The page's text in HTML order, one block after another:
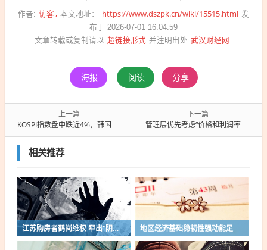
作者: 访客 本文地址： https://www.dszpk.cn/wiki/15515.html 发
布于 2026-07-01 16:04:59
文章转载或复制请以 超链接形式 并注明出处 武汉财经网
海报 阅读 分享
上一篇
KOSPI指数盘中跌近4%，韩国政府紧急辟谣“芯片巨头利润充公”传言
下一篇
管理层优先考虑“价格和利润率”，NAND扩产有限，高盛再上调铠侠目标价
相关推荐
江苏购房者鹤岗维权 牵出“阴阳合同”疑云 地区经济基础稳韧性强动能足